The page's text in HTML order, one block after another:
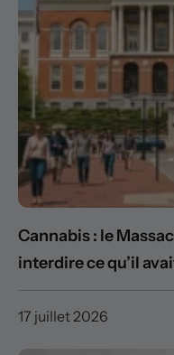
Cannabis : le
interdire ce qu’il
17 juillet 2026